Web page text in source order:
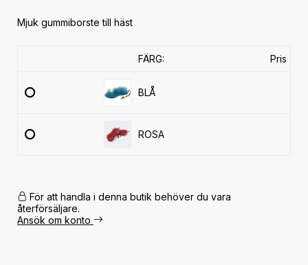
Mjuk gummiborste till häst
FÄRG: Pris
BLÅ
ROSA
För att handla i denna butik behöver du vara
återförsäljare.
Ansök om konto